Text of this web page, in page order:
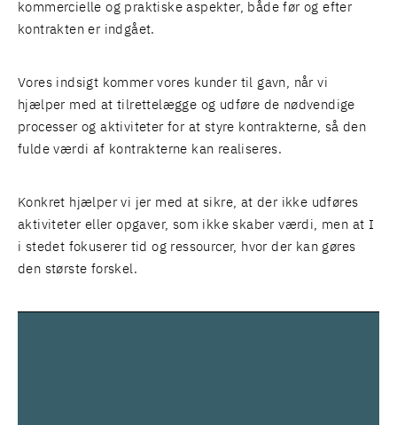
kommercielle og praktiske aspekter, både før og efter
kontrakten er indgået.
Vores indsigt kommer vores kunder til gavn, når vi
hjælper med at tilrettelægge og udføre de nødvendige
processer og aktiviteter for at styre kontrakterne, så den
fulde værdi af kontrakterne kan realiseres.
Konkret hjælper vi jer med at sikre, at der ikke udføres
aktiviteter eller opgaver, som ikke skaber værdi, men at I
i stedet fokuserer tid og ressourcer, hvor der kan gøres
den største forskel.